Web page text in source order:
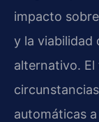
impacto
y la viabilidad
alternativo. El
automáticas